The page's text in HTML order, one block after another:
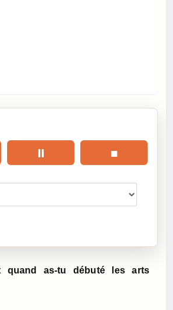
⏸ ■
quand as-tu débuté les arts